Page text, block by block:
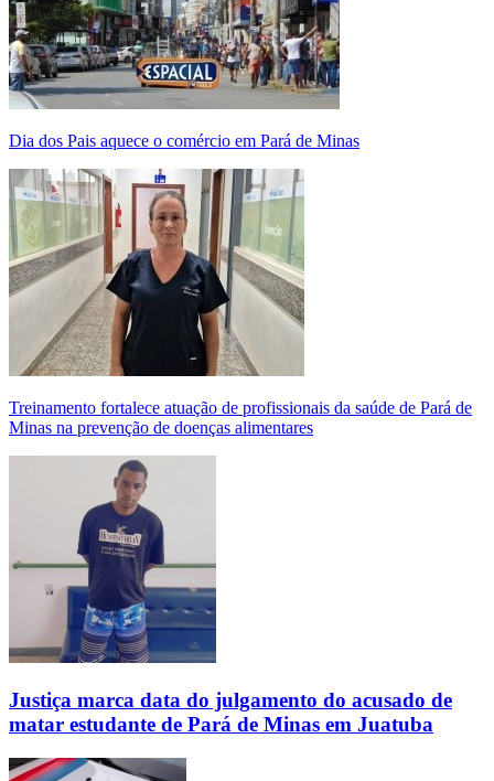
Dia dos Pais aquece o comércio em Pará de Minas
Treinamento fortalece atuação de profissionais da saúde de Pará de
Minas na prevenção de doenças alimentares
Justiça marca data do julgamento do acusado de
matar estudante de Pará de Minas em Juatuba